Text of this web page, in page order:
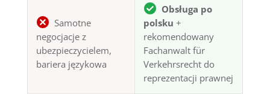
Samotne
negocjacje z
ubezpieczycielem,
bariera językowa
Obsługa po
polsku +
rekomendowany
Fachanwalt für
Verkehrsrecht do
reprezentacji prawnej